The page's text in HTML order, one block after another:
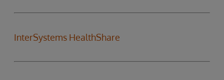
InterSystems HealthShare